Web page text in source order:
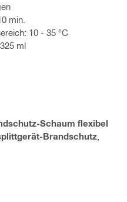
min.
10 - 35 °C
ml
Schaum flexibel
Brandschutz